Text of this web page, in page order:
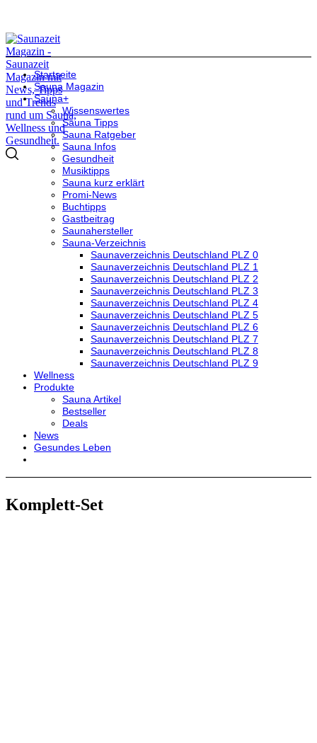
Startseite
Sauna Magazin
Sauna+
Wissenswertes
Sauna Tipps
Sauna Ratgeber
Sauna Infos
Gesundheit
Musiktipps
Sauna kurz erklärt
Promi-News
Buchtipps
Gastbeitrag
Saunahersteller
Sauna-Verzeichnis
Saunaverzeichnis Deutschland PLZ 0
Saunaverzeichnis Deutschland PLZ 1
Saunaverzeichnis Deutschland PLZ 2
Saunaverzeichnis Deutschland PLZ 3
Saunaverzeichnis Deutschland PLZ 4
Saunaverzeichnis Deutschland PLZ 5
Saunaverzeichnis Deutschland PLZ 6
Saunaverzeichnis Deutschland PLZ 7
Saunaverzeichnis Deutschland PLZ 8
Saunaverzeichnis Deutschland PLZ 9
Wellness
Produkte
Sauna Artikel
Bestseller
Deals
News
Gesundes Leben
Komplett-Set